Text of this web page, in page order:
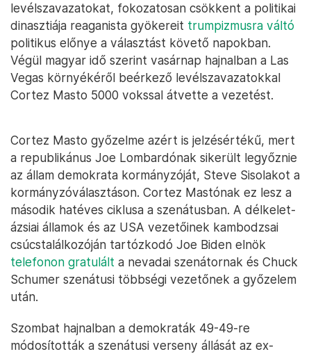
levélszavazatokat, fokozatosan csökkent a politikai
dinasztiája reaganista gyökereit trumpizmusra váltó
politikus előnye a választást követő napokban.
Végül magyar idő szerint vasárnap hajnalban a Las
Vegas környékéről beérkező levélszavazatokkal
Cortez Masto 5000 vokssal átvette a vezetést.
Cortez Masto győzelme azért is jelzésértékű, mert
a republikánus Joe Lombardónak sikerült legyőznie
az állam demokrata kormányzóját, Steve Sisolakot a
kormányzóválasztáson. Cortez Mastónak ez lesz a
második hatéves ciklusa a szenátusban. A délkelet-
ázsiai államok és az USA vezetőinek kambodzsai
csúcstalálkozóján tartózkodó Joe Biden elnök
telefonon gratulált a nevadai szenátornak és Chuck
Schumer szenátusi többségi vezetőnek a győzelem
után.
Szombat hajnalban a demokraták 49-49-re
módosították a szenátusi verseny állását az ex-